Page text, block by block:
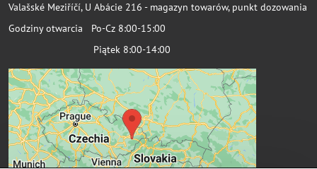
Valašské Meziříčí, U Abácie 216 - magazyn towarów, punkt dozowania
Godziny otwarcia Po-Cz 8:00-15:00
Piątek 8:00-14:00